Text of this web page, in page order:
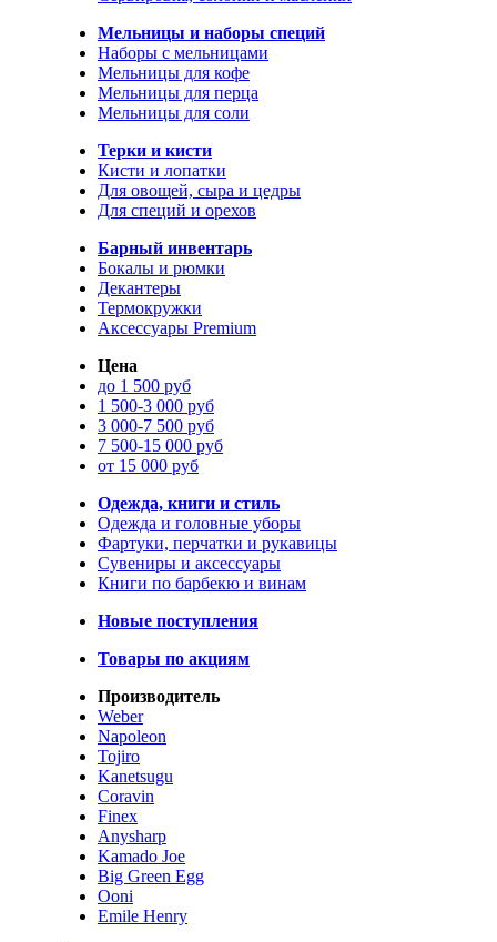
Мельницы и наборы специй
Наборы с мельницами
Мельницы для кофе
Мельницы для перца
Мельницы для соли
Терки и кисти
Кисти и лопатки
Для овощей, сыра и цедры
Для специй и орехов
Барный инвентарь
Бокалы и рюмки
Декантеры
Термокружки
Аксессуары Premium
Цена
до 1 500 руб
1 500-3 000 руб
3 000-7 500 руб
7 500-15 000 руб
от 15 000 руб
Одежда, книги и стиль
Одежда и головные уборы
Фартуки, перчатки и рукавицы
Сувениры и аксессуары
Книги по барбекю и винам
Новые поступления
Товары по акциям
Производитель
Weber
Napoleon
Tojiro
Kanetsugu
Coravin
Finex
Anysharp
Kamado Joe
Big Green Egg
Ooni
Emile Henry